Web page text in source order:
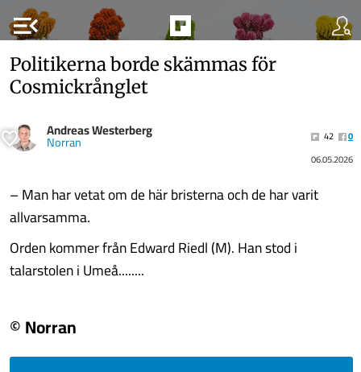
menu_open
Politikerna borde skämmas för
Cosmickrånglet
Andreas Westerberg
Norran 42
0
06.05.2026
– Man har vetat om de här bristerna och de har varit
allvarsamma.
Orden kommer från Edward Riedl (M). Han stod i
talarstolen i Umeå........
© Norran